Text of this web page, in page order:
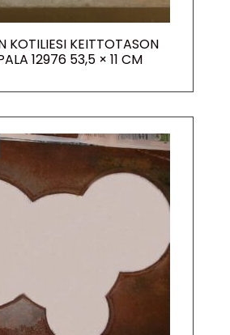
KOTILIESI KEITTOTASON
12976 53,5 × 11 CM